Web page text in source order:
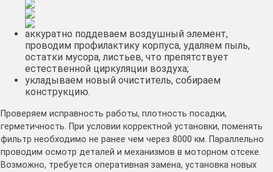
аккуратно поддеваем воздушный элемент,
проводим профилактику корпуса, удаляем пыль,
остатки мусора, листьев, что препятствует
естественной циркуляции воздуха;
укладываем новый очиститель, собираем
конструкцию.
Проверяем исправность работы, плотность посадки,
герметичность. При условии корректной установки, поменять
фильтр необходимо не ранее чем через 8000 км. Параллельно
проводим осмотр деталей и механизмов в моторном отсеке.
Возможно, требуется оперативная замена, установка новых